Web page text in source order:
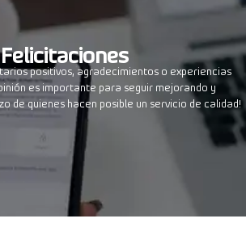
Felicitaciones
positivos, agradecimientos o experiencias
es importante para seguir mejorando y
de quienes hacen posible un servicio de calidad!